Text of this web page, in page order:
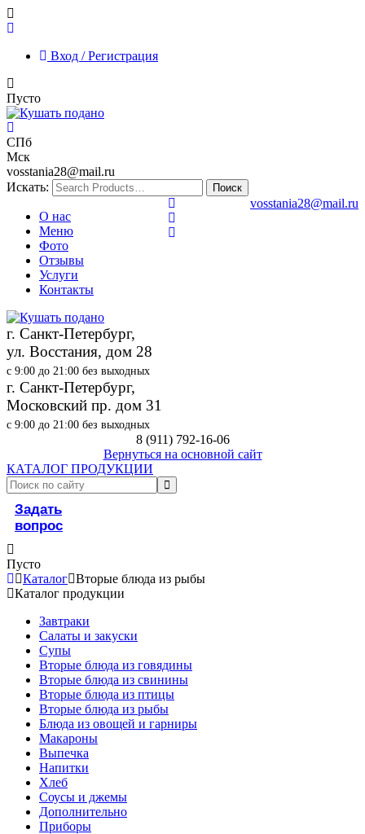
Вход / Регистрация
Пусто
СПб
Мск
vosstania28@mail.ru
Искать:
О нас
Меню
Фото
Отзывы
Услуги
Контакты
vosstania28@mail.ru
г. Санкт-Петербург,
ул. Восстания, дом 28
с 9:00 до 21:00 без выходных
г. Санкт-Петербург,
Московский пр. дом 31
с 9:00 до 21:00 без выходных
8 (911) 792-16-06
Вернуться на основной сайт
КАТАЛОГ ПРОДУКЦИИ
Задать
вопрос
Пусто
Каталог Вторые блюда из рыбы
Каталог продукции
Завтраки
Салаты и закуски
Супы
Вторые блюда из говядины
Вторые блюда из свинины
Вторые блюда из птицы
Вторые блюда из рыбы
Блюда из овощей и гарниры
Макароны
Выпечка
Напитки
Хлеб
Соусы и джемы
Дополнительно
Приборы